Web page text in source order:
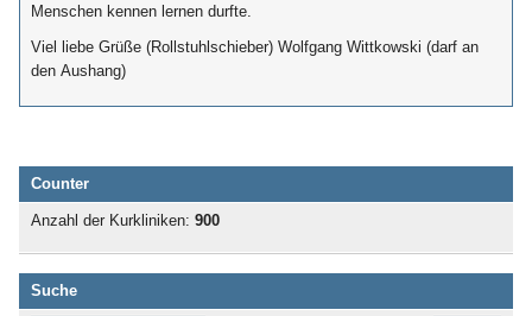
Menschen kennen lernen durfte.
Viel liebe Grüße (Rollstuhlschieber) Wolfgang Wittkowski (darf an
den Aushang)
Counter
Anzahl der Kurkliniken: 900
Suche